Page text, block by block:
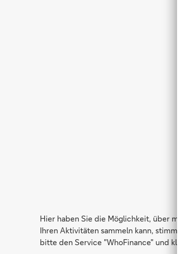
Hier haben Sie die Möglichkeit, über
Ihren Aktivitäten sammeln kann,
bitte den Service "WhoFinance" und